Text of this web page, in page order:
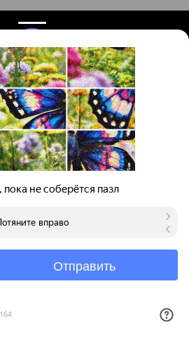
О проекте
Помощь
Карта сайта
поиска запчастей,
2026 Все права защищены